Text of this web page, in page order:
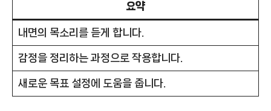
요약
내면의 목소리를 듣게 합니다.
감정을 정리하는 과정으로 작용합니다.
새로운 목표 설정에 도움을 줍니다.